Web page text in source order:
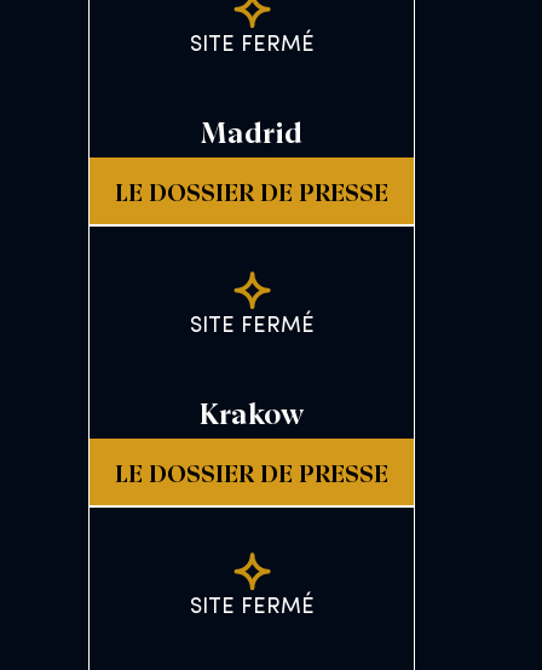
SITE FERMÉ
Madrid
LE DOSSIER DE PRESSE
SITE FERMÉ
Krakow
LE DOSSIER DE PRESSE
SITE FERMÉ